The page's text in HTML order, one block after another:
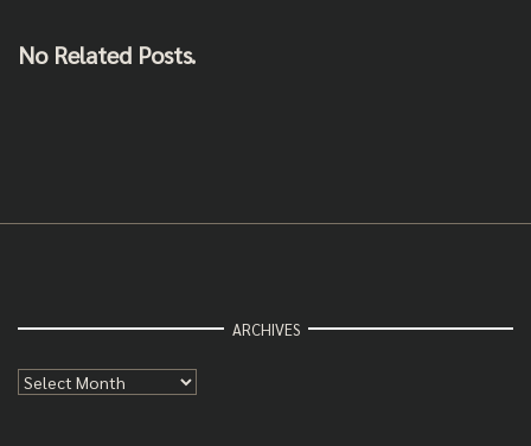
No Related Posts.
ARCHIVES
Archives